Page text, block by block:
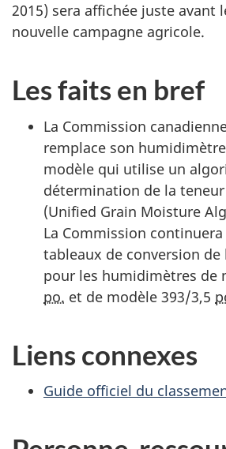
2015) sera affichée juste avant
nouvelle campagne agricole.
Les faits en bref
La Commission
remplace son
modèle qui utilise un
détermination de la
(Unified Grain Moisture
La Commission
tableaux de conversion de
pour les humidimètres de
po. et de modèle 393/3,5
Liens connexes
Guide officiel du